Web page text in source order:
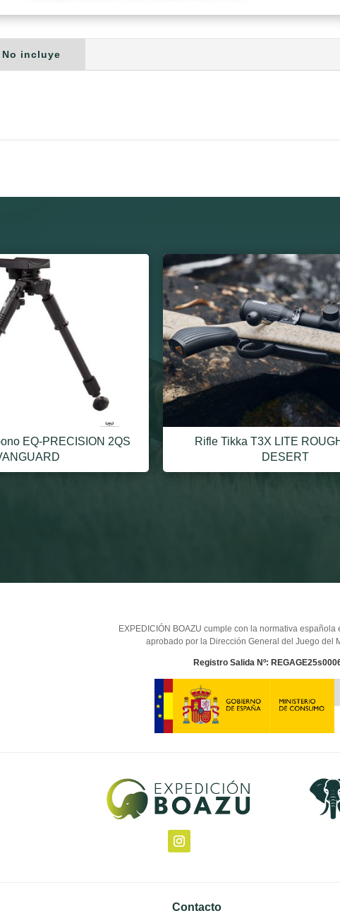
No incluye
EQ-PRECISION 2QS
Rifle Tikka T3X LITE
DESERT
EXPEDICIÓN BOAZU cumple con la normativa
aprobado por la Dirección General del Juego del
Registro Salida Nº:
Contacto